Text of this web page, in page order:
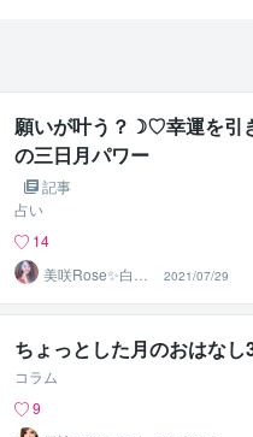
願いが叶う？☽♡幸運を引
の三日月パワー
記事
占い
14
美咲Rose✨白魔
術成就協会✨
2021/07/29
ちょっとした月のおはなし
コラム
9